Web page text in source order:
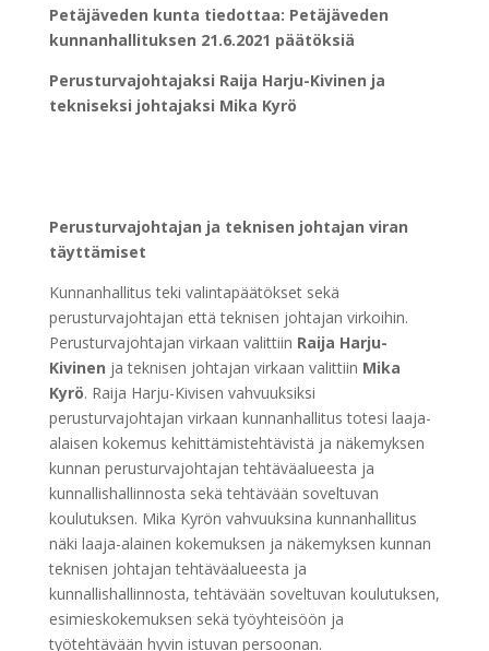
Petäjäveden kunta tiedottaa: Petäjäveden
kunnanhallituksen 21.6.2021 päätöksiä
Perusturvajohtajaksi Raija Harju-Kivinen ja
tekniseksi johtajaksi Mika Kyrö
Perusturvajohtajan ja teknisen johtajan viran
täyttämiset
Kunnanhallitus teki valintapäätökset sekä
perusturvajohtajan että teknisen johtajan virkoihin.
Perusturvajohtajan virkaan valittiin Raija Harju-
Kivinen ja teknisen johtajan virkaan valittiin Mika
Kyrö. Raija Harju-Kivisen vahvuuksiksi
perusturvajohtajan virkaan kunnanhallitus totesi laaja-
alaisen kokemus kehittämistehtävistä ja näkemyksen
kunnan perusturvajohtajan tehtäväalueesta ja
kunnallishallinnosta sekä tehtävään soveltuvan
koulutuksen. Mika Kyrön vahvuuksina kunnanhallitus
näki laaja-alainen kokemuksen ja näkemyksen kunnan
teknisen johtajan tehtäväalueesta ja
kunnallishallinnosta, tehtävään soveltuvan koulutuksen,
esimieskokemuksen sekä työyhteisöön ja
työtehtävään hyvin istuvan persoonan.